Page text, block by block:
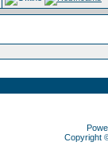
Copyright